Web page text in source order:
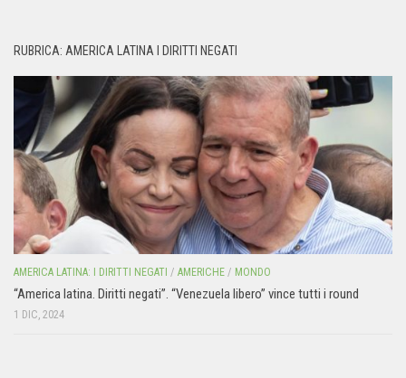
RUBRICA: AMERICA LATINA I DIRITTI NEGATI
AMERICA LATINA: I DIRITTI NEGATI / AMERICHE / MONDO
“America latina. Diritti negati”. “Venezuela libero” vince tutti i round
1 DIC, 2024